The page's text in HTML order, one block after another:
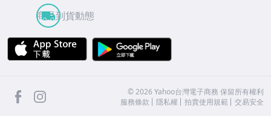
商品到貨動態
APP Store
facebook ©2026 Yahoo台灣電子商務 保留所有權利
服務條款
隱私權 拍賣使用規範 交易安全